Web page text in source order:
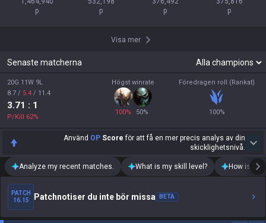
p
p
p
p
Visa mer
Senaste matcherna
20G 11W 9L
8.7 / 5.4 / 11.4
3.71 : 1
P/Kill 62%
Högst winrate
100% 50%
Föredragen roll (Rankat)
100%
Använd OP Score för att få en mer precis analys av din
skicklighetsnivå.
Analyze my recent matches. What is my skill level? How is my
PATCH
16.15
Patchnotiser du inte bör missa BETA